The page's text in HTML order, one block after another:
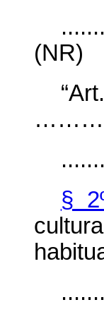
(NR)
§